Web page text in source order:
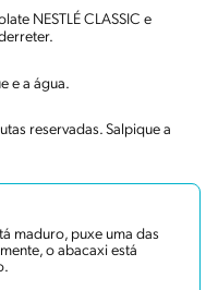
NESTLÉ CLASSIC e
e a água.
reservadas. Salpique a
maduro, puxe uma das
o abacaxi está